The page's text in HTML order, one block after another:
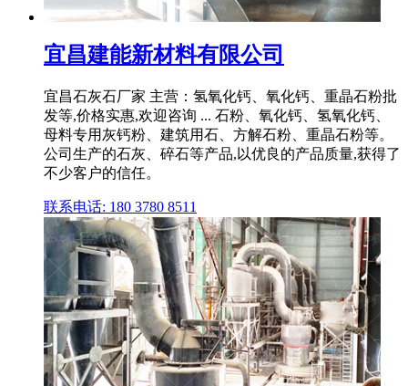
宜昌建能新材料有限公司
宜昌石灰石厂家 主营：氢氧化钙、氧化钙、重晶石粉批
发等,价格实惠,欢迎咨询 ... 石粉、氧化钙、氢氧化钙、
母料专用灰钙粉、建筑用石、方解石粉、重晶石粉等。
公司生产的石灰、碎石等产品,以优良的产品质量,获得了
不少客户的信任。
联系电话: 180 3780 8511